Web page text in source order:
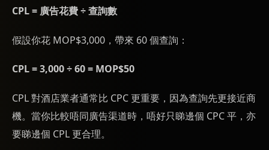
CPL = 廣告花費 ÷ 查詢數
假設你花 MOP$3,000，帶來 60 個查詢：
CPL = 3,000 ÷ 60 = MOP$50
CPL 對酒店業者通常比 CPC 更重要，因為查詢先更接近商
機。當你比較唔同廣告渠道時，唔好只睇邊個 CPC 平，亦
要睇邊個 CPL 更合理。